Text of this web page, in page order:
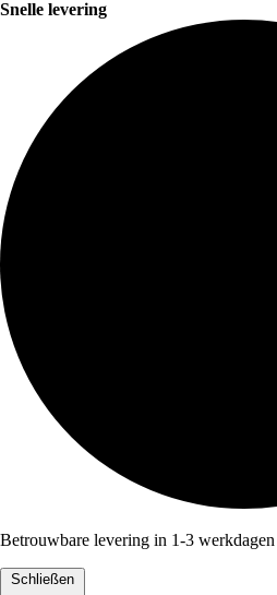
Snelle levering
Betrouwbare levering in 1-3 werkdagen
Schließen